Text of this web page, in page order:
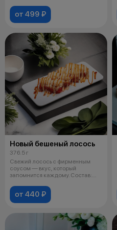
от 499 ₽
Новый бешеный лосось
376.5 г
Свежий лосось с фирменным
соусом — вкус, который
запомнится каждому. Состав:
от 440 ₽